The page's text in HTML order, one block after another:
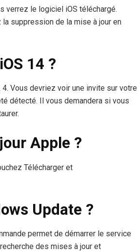
verrez le logiciel iOS téléchargé.
suppression de la mise à jour en
14 ?
Vous devriez voir une invite sur votre
détecté. Il vous demandera si vous
Apple ?
Télécharger et
Update ?
permet de démarrer le service
des mises à jour et